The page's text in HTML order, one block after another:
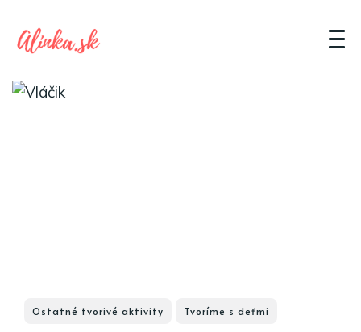
Ostatné tvorivé aktivity Tvoríme s deťmi